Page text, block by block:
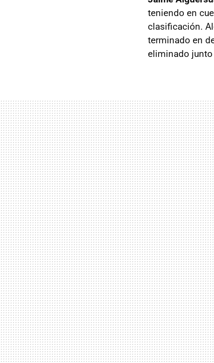
teniendo en
clasificación.
terminado en
eliminado junto